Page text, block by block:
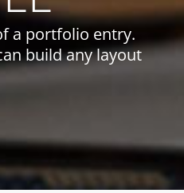
a portfolio entry.
build any layout